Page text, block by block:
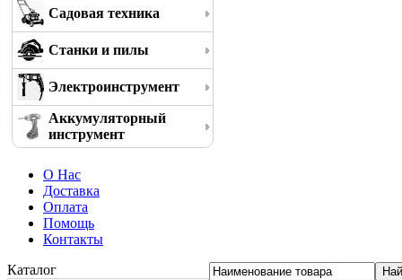
Садовая техника
Станки и пилы
Электроинструмент
Аккумуляторный
инструмент
О Нас
Доставка
Оплата
Помощь
Контакты
Каталог